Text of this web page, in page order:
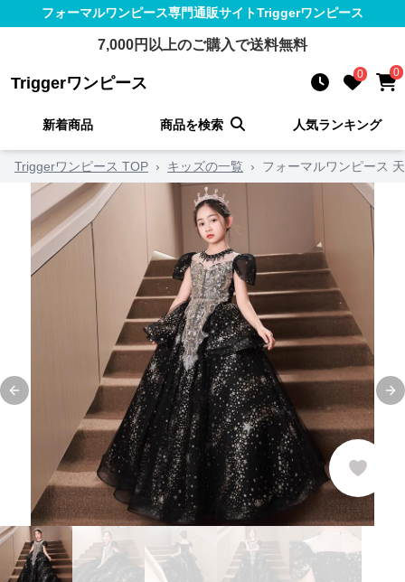
フォーマルワンピース専門通販サイトTriggerワンピース
7,000円以上のご購入で送料無料
Triggerワンピース 0 0
新着商品 商品を検索 人気ランキング
Triggerワンピース TOP › キッズの一覧 › フォーマルワンピース
Previous slide